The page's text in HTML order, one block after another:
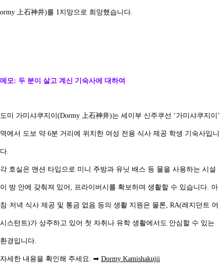
ormy 上石神井)를 1지망으로 희망했습니다.
메모: 두 분이 살고 계신 기숙사에 대하여
도미 가미샤쿠지이(Dormy 上石神井)는 세이부 신주쿠선 ‘가미샤쿠지이’
역에서 도보 약 6분 거리에 위치한 여성 전용 식사 제공 학생 기숙사입니
다.
각 호실은 맨션 타입으로 미니 주방과 유닛 배스 등 물을 사용하는 시설
이 방 안에 갖춰져 있어, 프라이버시를 확보하며 생활할 수 있습니다. 아
침·저녁 식사 제공 및 통금 없음 등의 생활 지원은 물론, RA(레지던트 어
시스턴트)가 상주하고 있어 첫 자취나 유학 생활에서도 안심할 수 있는
환경입니다.
자세한 내용을 확인해 주세요. ➡ Dormy Kamishakujii